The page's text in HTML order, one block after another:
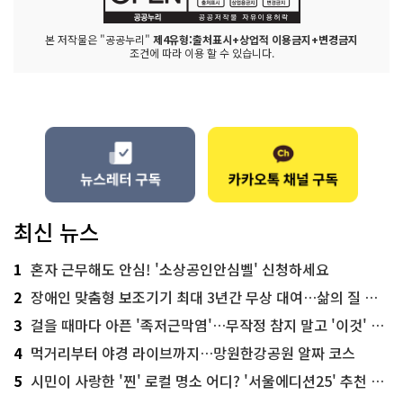
본 저작물은 "공공누리" 제4유형:출처표시+상업적 이용금지+변경금지
조건에 따라 이용 할 수 있습니다.
최신 뉴스
1 혼자 근무해도 안심! '소상공인안심벨' 신청하세요
2 장애인 맞춤형 보조기기 최대 3년간 무상 대여…삶의 질 높인다
3 걸을 때마다 아픈 '족저근막염'…무작정 참지 말고 '이것' 해보세요!
4 먹거리부터 야경 라이브까지…망원한강공원 알짜 코스
5 시민이 사랑한 '찐' 로컬 명소 어디? '서울에디션25' 추천 코스